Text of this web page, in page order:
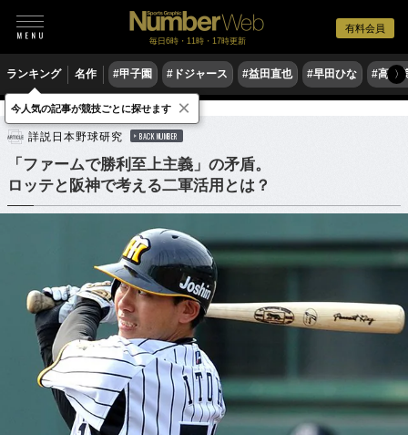
有料会員
毎日6時・11時・17時更新
ランキング 名作 #甲子園 #ドジャース #益田直也 #早田ひな #高木
〉
野球 プロ野球
詳説日本野球研究 BACK NUMBER
「ファームで勝利至上主義」の矛盾。
ロッテと阪神で考える二軍活用とは？
今人気の記事が競技ごとに探せます ×